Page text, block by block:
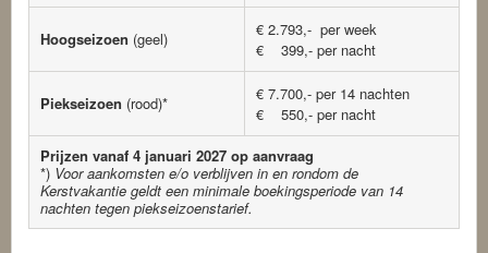
Hoogseizoen (geel)
€ 2.793,- per week
€ 399,- per nacht
Piekseizoen (rood)*
€ 7.700,- per 14 nachten
€ 550,- per nacht
Prijzen vanaf 4 januari 2027 op aanvraag
*) Voor aankomsten e/o verblijven in en rondom de
Kerstvakantie geldt een minimale boekingsperiode van 14
nachten tegen piekseizoenstarief.